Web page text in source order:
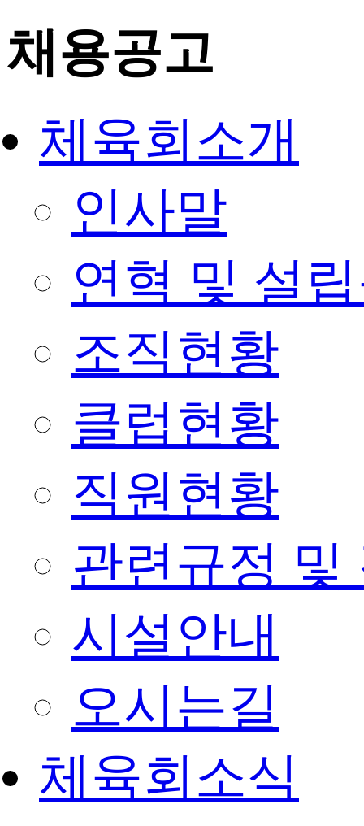
채용공고
체육회소개
인사말
연혁 및 설
조직현황
클럽현황
직원현황
관련규정 및
시설안내
오시는길
체육회소식